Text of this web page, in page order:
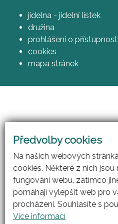
jídelna - jídelní lístek
družina
prohlášení o přístupnosti
cookies
mapa stránek
(CZ.1.07/
Předvolby cookies
Na našich webových
cookies. Některé z nich
fungování webu, zatímco
pomáhají vylepšit web pro
procházení. Souhlasíte s
Více informací